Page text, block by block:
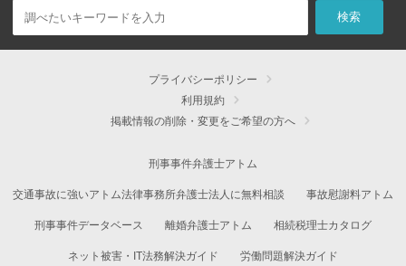
プライバシーポリシー
利用規約
掲載情報の削除・変更をご希望の方へ
刑事事件弁護士アトム
交通事故に強いアトム法律事務所弁護士法人に無料相談 事故慰謝料アトム
刑事事件データベース 離婚弁護士アトム 相続税理士カタログ
ネット被害・IT法務解決ガイド 労働問題解決ガイド